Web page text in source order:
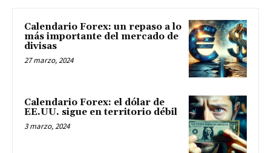
Calendario Forex: un repaso a lo
más importante del mercado de
divisas
27 marzo, 2024
Calendario Forex: el dólar de
EE.UU. sigue en territorio débil
3 marzo, 2024